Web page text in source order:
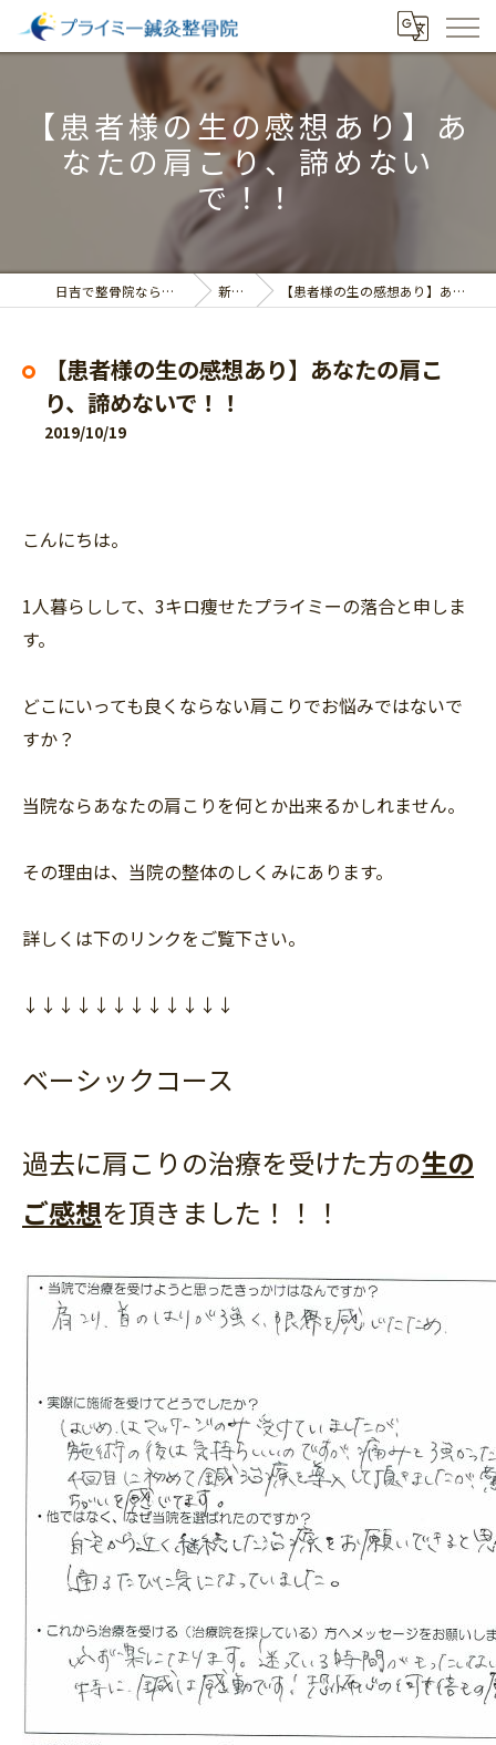
【患者様の生の感想あり】あ
なたの肩こり、諦めない
で！！
日吉で整骨院ならプライミー鍼灸整骨院 新着情報 【患者様の生の感想あり】あなたの肩こり、諦めないで！！
【患者様の生の感想あり】あなたの肩こ
り、諦めないで！！
2019/10/19
こんにちは。
1人暮らしして、3キロ痩せたプライミーの落合と申しま
す。
どこにいっても良くならない肩こりでお悩みではないで
すか？
当院ならあなたの肩こりを何とか出来るかしれません。
その理由は、当院の整体のしくみにあります。
詳しくは下のリンクをご覧下さい。
↓↓↓↓↓↓↓↓↓↓↓↓
ベーシックコース
過去に肩こりの治療を受けた方の生の
ご感想を頂きました！！！